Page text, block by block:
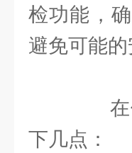
检功能，
避免可能的
在
下几点：